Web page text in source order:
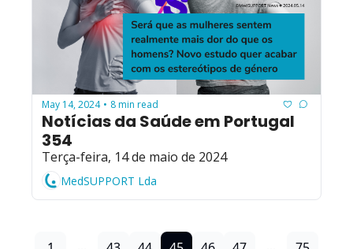
May 14, 2024 • 8 min read
Notícias da Saúde em Portugal
354
Terça-feira, 14 de maio de 2024
MedSUPPORT Lda